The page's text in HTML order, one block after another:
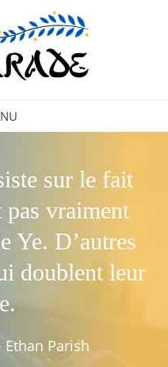
sur le fait
vraiment
Ye. D’autres
doublent leur
Ethan Parish